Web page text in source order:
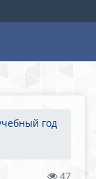
год
47